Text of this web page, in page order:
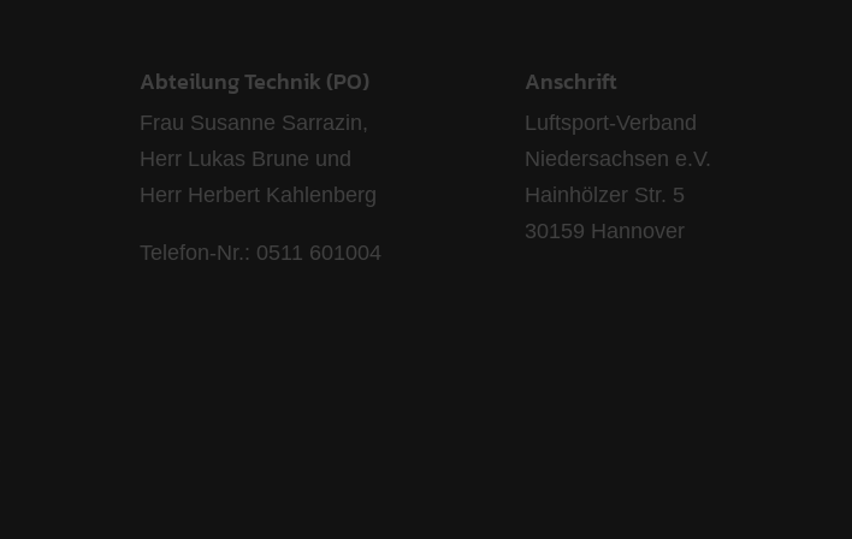
Abteilung Technik (PO)
Frau Susanne Sarrazin,
Herr Lukas Brune und
Herr Herbert Kahlenberg
Telefon-Nr.: 0511 601004
Anschrift
Luftsport-Verband
Niedersachsen e.V.
Hainhölzer Str. 5
30159 Hannover